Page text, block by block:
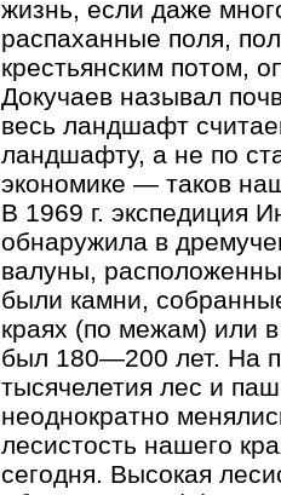
жизнь, если даже
распаханные поля,
крестьянским потом,
Докучаев называл
весь ландшафт
ландшафту, а не по
экономике — таков
В 1969 г. экспедиция
обнаружила в
валуны,
были камни,
краях (по межам) или
был 180—200 лет. На
тысячелетия лес и
неоднократно
лесистость нашего
сегодня. Высокая